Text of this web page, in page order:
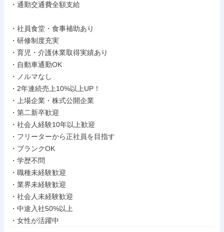
・通勤交通費全額支給
・社員食堂・食事補助あり
・研修制度充実
・育児・介護休業取得実績あり
・自動車通勤OK
・ノルマなし
・2年連続売上10%以上UP！
・上場企業・株式公開企業
・第二新卒歓迎
・社会人経験10年以上歓迎
・フリーターから正社員を目指す
・ブランクOK
・学歴不問
・職種未経験歓迎
・業界未経験歓迎
・社会人未経験歓迎
・中途入社50%以上
・女性が活躍中